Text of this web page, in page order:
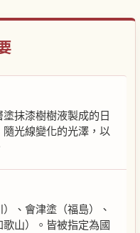
抹漆樹樹液製成的日
光線變化的光澤，以
、會津塗（福島）、
山）。皆被指定為國